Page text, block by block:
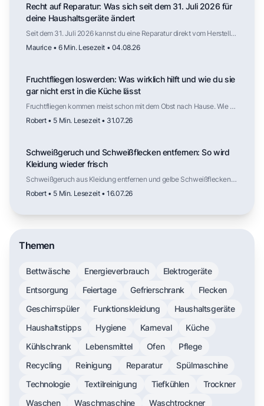
Recht auf Reparatur: Was sich seit dem 31. Juli 2026 für
deine Haushaltsgeräte ändert
Seit dem 31. Juli 2026 kannst du eine Reparatur direkt vom Hersteller
Haushaltsgeräte das gilt, wie lange Ersatzteile verfügbar sein
Maurice • 6 Min. Lesezeit • 04.08.26
Fruchtfliegen loswerden: Was wirklich hilft und wie du sie
gar nicht erst in die Küche lässt
Fruchtfliegen kommen meist schon mit dem Obst nach Hause. Wie du
warum Kälte die Vermehrung ausbremst und an welchen Stellen in
Robert • 5 Min. Lesezeit • 31.07.26
Schweißgeruch und Schweißflecken entfernen: So wird
Kleidung wieder frisch
Schweißgeruch aus Kleidung entfernen und gelbe Schweißflecken
dem richtigen Waschprogramm dauerhaft frische Kleidung erreichen.
Robert • 5 Min. Lesezeit • 16.07.26
Themen
Bettwäsche Energieverbrauch
Elektrogeräte
Entsorgung
Feiertage Gefrierschrank
Flecken
Geschirrspüler
Funktionskleidung
Haushaltsgeräte
Haushaltstipps
Hygiene Karneval
Küche
Kühlschrank
Lebensmittel Ofen
Pflege
Recycling
Reinigung Reparatur
Spülmaschine
Technologie
Textilreinigung Tiefkühlen
Trockner
Waschen
Waschmaschine
Waschtrockner